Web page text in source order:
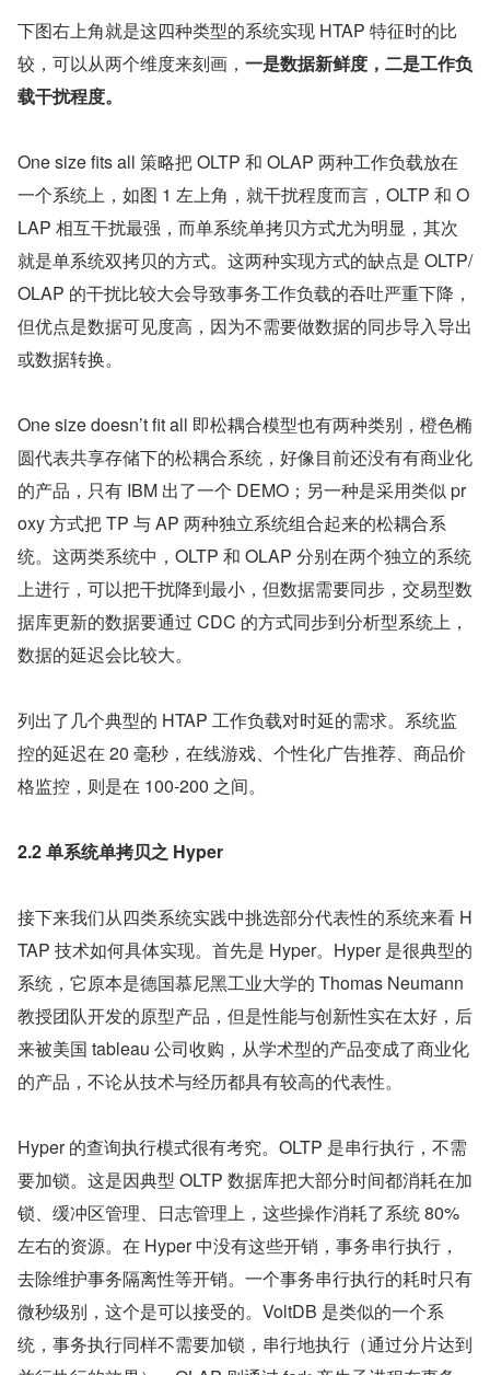
下图右上角就是这四种类型的系统实现 HTAP 特征时的比
较，可以从两个维度来刻画， 一是数据新鲜度，二是工作负
载干扰程度。
One size fits all 策略把 OLTP 和 OLAP 两种工作负载放在
一个系统上，如图 1 左上角，就干扰程度而言，OLTP 和 O
LAP 相互干扰最强，而单系统单拷贝方式尤为明显，其次
就是单系统双拷贝的方式。这两种实现方式的缺点是 OLTP/
OLAP 的干扰比较大会导致事务工作负载的吞吐严重下降，
但优点是数据可见度高，因为不需要做数据的同步导入导出
或数据转换。
One size doesn’t fit all 即松耦合模型也有两种类别，橙色椭
圆代表共享存储下的松耦合系统，好像目前还没有有商业化
的产品，只有 IBM 出了一个 DEMO；另一种是采用类似 pr
oxy 方式把 TP 与 AP 两种独立系统组合起来的松耦合系
统。这两类系统中，OLTP 和 OLAP 分别在两个独立的系统
上进行，可以把干扰降到最小，但数据需要同步，交易型数
据库更新的数据要通过 CDC 的方式同步到分析型系统上，
数据的延迟会比较大。
列出了几个典型的 HTAP 工作负载对时延的需求。系统监
控的延迟在 20 毫秒，在线游戏、个性化广告推荐、商品价
格监控，则是在 100-200 之间。
2.2 单系统单拷贝之 Hyper
接下来我们从四类系统实践中挑选部分代表性的系统来看 H
TAP 技术如何具体实现。首先是 Hyper。Hyper 是很典型的
系统，它原本是德国慕尼黑工业大学的 Thomas Neumann
教授团队开发的原型产品，但是性能与创新性实在太好，后
来被美国 tableau 公司收购，从学术型的产品变成了商业化
的产品，不论从技术与经历都具有较高的代表性。
Hyper 的查询执行模式很有考究。OLTP 是串行执行，不需
要加锁。这是因典型 OLTP 数据库把大部分时间都消耗在加
锁、缓冲区管理、日志管理上，这些操作消耗了系统 80%
左右的资源。在 Hyper 中没有这些开销，事务串行执行，
去除维护事务隔离性等开销。一个事务串行执行的耗时只有
微秒级别，这个是可以接受的。VoltDB 是类似的一个系
统，事务执行同样不需要加锁，串行地执行（通过分片达到